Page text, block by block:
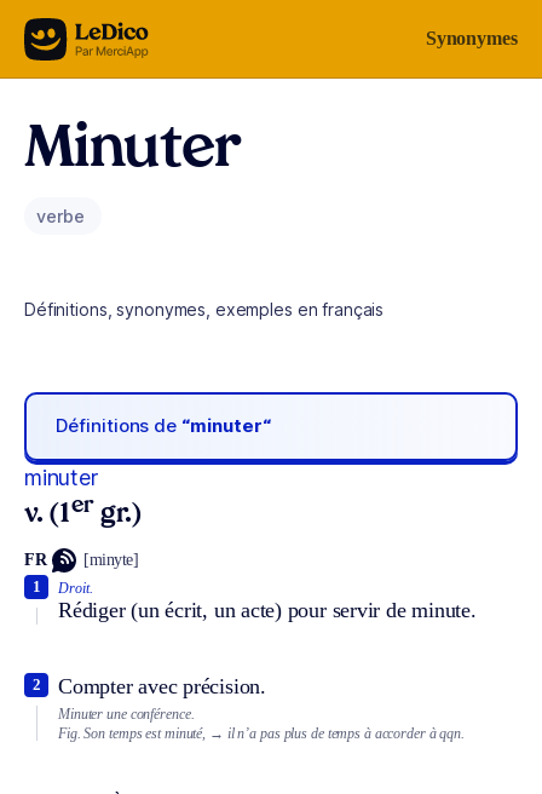
Aller au contenu Synonymes
Minuter
verbe
Définitions, synonymes, exemples en français
Définitions de “minuter“
minuter
v. (1er gr.)
FR [minyte]
Droit.
Rédiger (un écrit, un acte) pour servir de minute.
1
Compter avec précision.
2
Minuter une conférence.
Fig. Son temps est minuté, → il n’a pas plus de temps à accorder à qqn.